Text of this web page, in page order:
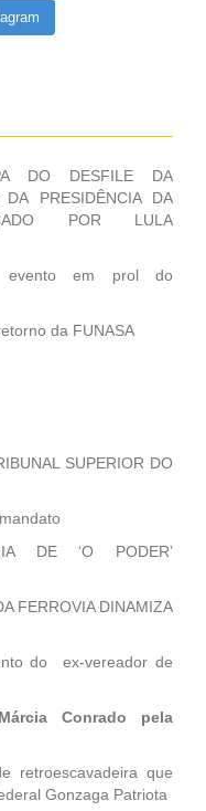
DO DESFILE DA
DA PRESIDÊNCIA DA
POR LULA
evento em prol do
da FUNASA
SUPERIOR DO
DE ‘O PODER’
FERROVIA DINAMIZA
do ex-vereador de
Conrado pela
retroescavadeira que
Gonzaga Patriota